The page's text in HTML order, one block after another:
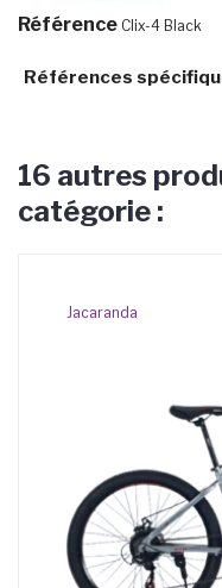
Référence Clix-4 Black
Références
16 autres
catégorie :
Jacaranda